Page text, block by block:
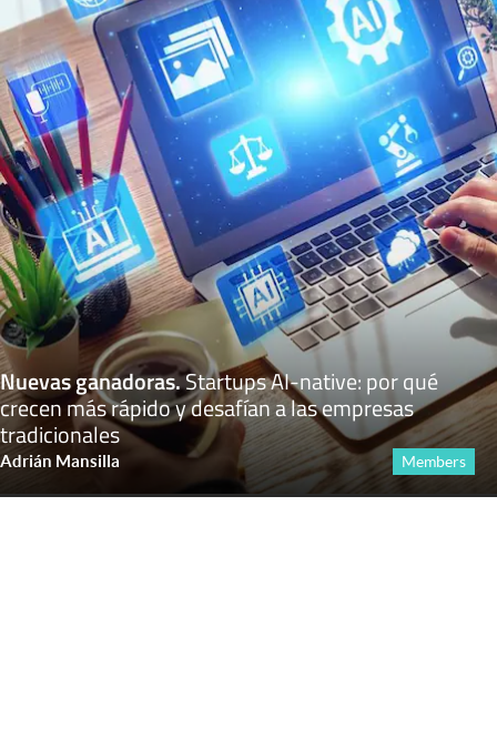
Nuevas ganadoras.Startups AI-native: por qué
crecen más rápido y desafían a las empresas
tradicionales
Adrián Mansilla Members